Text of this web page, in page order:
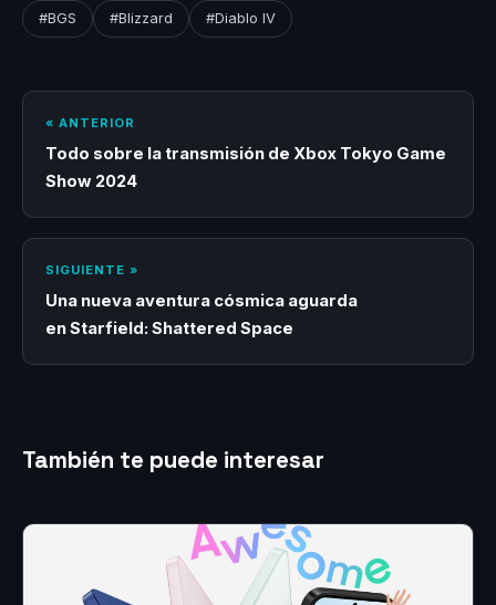
#BGS #Blizzard #Diablo IV
« ANTERIOR
Todo sobre la transmisión de Xbox Tokyo Game
Show 2024
SIGUIENTE »
Una nueva aventura cósmica aguarda
en Starfield: Shattered Space
También te puede interesar